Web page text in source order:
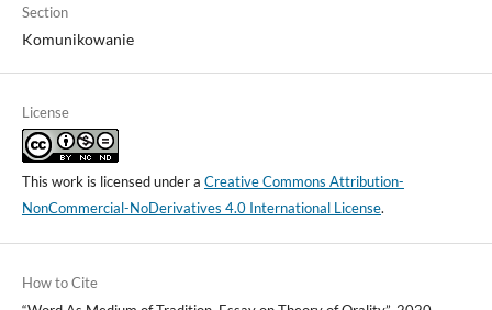
Section
Komunikowanie
License
This work is licensed under a Creative Commons Attribution-
NonCommercial-NoDerivatives 4.0 International License.
How to Cite